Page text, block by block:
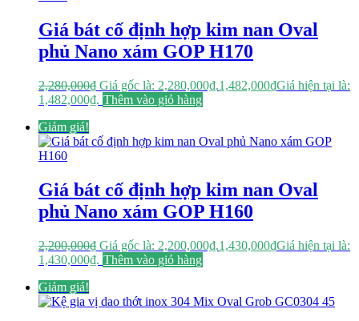
Giá bát cố định hợp kim nan Oval
phủ Nano xám GOP H170
2,280,000₫ Giá gốc là: 2,280,000₫.1,482,000₫Giá hiện tại là:
1,482,000₫. Thêm vào giỏ hàng
Giảm giá!
Giá bát cố định hợp kim nan Oval
phủ Nano xám GOP H160
2,200,000₫ Giá gốc là: 2,200,000₫.1,430,000₫Giá hiện tại là:
1,430,000₫. Thêm vào giỏ hàng
Giảm giá!